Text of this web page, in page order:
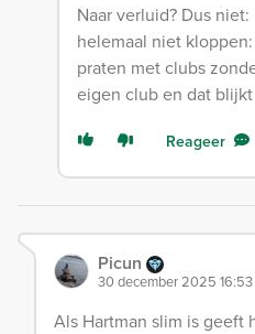
Naar verluid? Dus
helemaal niet
praten met clubs
eigen club en dat
Reageer
Picun
30 december 2025 16:53
Als Hartman slim is geeft